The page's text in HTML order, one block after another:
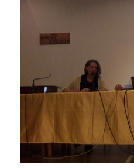
2011
2006
ΤΟΠΟΣ